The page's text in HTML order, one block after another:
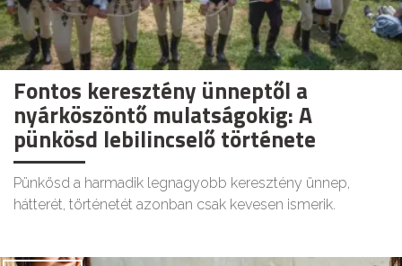
Fontos keresztény ünneptől a
nyárköszöntő mulatságokig: A
pünkösd lebilincselő története
Pünkösd a harmadik legnagyobb keresztény ünnep,
hátterét, történetét azonban csak kevesen ismerik.